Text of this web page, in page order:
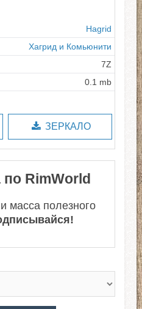
Hagrid
Хагрид и Комьюнити
7Z
0.1 mb
ЗЕРКАЛО
RimWorld
масса полезного